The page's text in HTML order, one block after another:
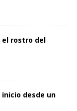
el rostro del
inicio desde un